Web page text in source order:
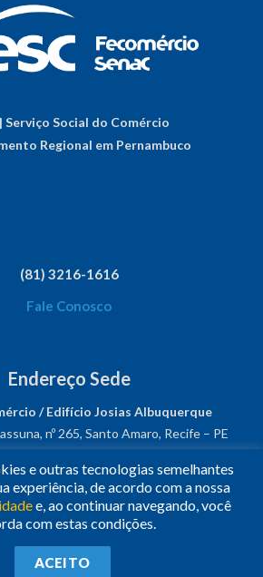
Serviço Social do Comércio
Regional em Pernambuco
(81) 3216-1616
Fale Conosco
Endereço Sede
/ Edifício Josias Albuquerque
nº 265, Santo Amaro, Recife – PE
03.482.931/0001-61
Direitos Reservados.
e outras tecnologias semelhantes
experiência, de acordo com a nossa
e, ao continuar navegando, você
com estas condições.
ACEITO